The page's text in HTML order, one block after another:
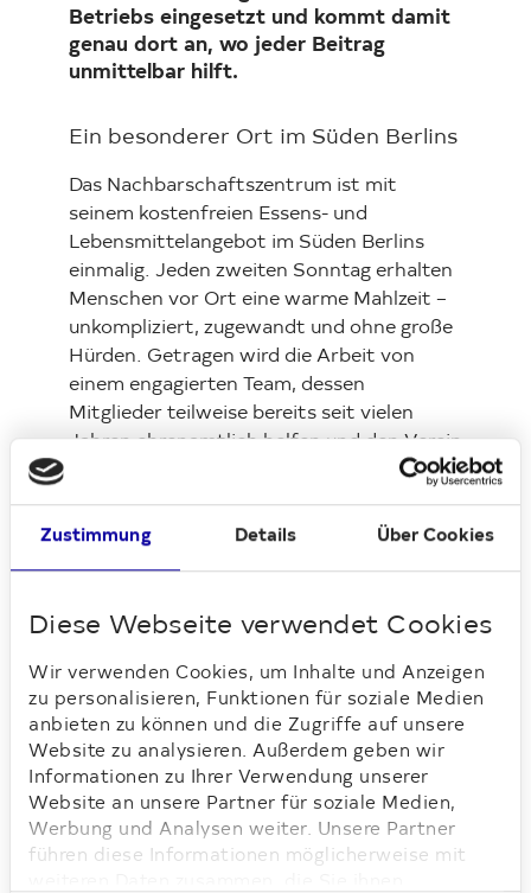
Zustimmung Details Über Cookies
Diese Webseite verwendet Cookies
Wir verwenden Cookies, um Inhalte und Anzeigen
zu personalisieren, Funktionen für soziale Medien
anbieten zu können und die Zugriffe auf unsere
Website zu analysieren. Außerdem geben wir
Informationen zu Ihrer Verwendung unserer
Website an unsere Partner für soziale Medien,
Werbung und Analysen weiter. Unsere Partner
führen diese Informationen möglicherweise mit
Betriebs eingesetzt und kommt damit
genau dort an, wo jeder Beitrag
unmittelbar hilft.
Ein besonderer Ort im Süden Berlins
Das Nachbarschaftszentrum ist mit
seinem kostenfreien Essens- und
Lebensmittelangebot im Süden Berlins
einmalig. Jeden zweiten Sonntag erhalten
Menschen vor Ort eine warme Mahlzeit –
unkompliziert, zugewandt und ohne große
Hürden. Getragen wird die Arbeit von
einem engagierten Team, dessen
Mitglieder teilweise bereits seit vielen
Jahren ehrenamtlich helfen und den Verein
Klaudia Mazelanik (Vermieterin/Bewirtschafterin bei
Deutsche Wohnen), Alex Benkel-Abeling (1. Vorsitzende
des Vereins) und Katharina Jähnig (Regionalleiterin bei
Deutsche Wohnen), umgeben von ehrenamtlichen